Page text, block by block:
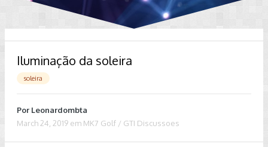
Iluminação da soleira
soleira
Por Leonardombta
March 24, 2019 em MK7 Golf / GTI Discussoes